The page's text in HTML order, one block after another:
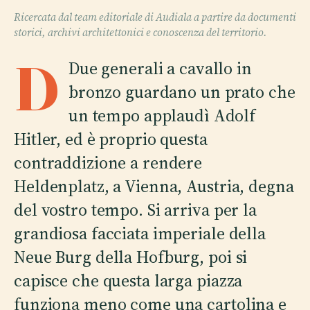
Ricercata dal team editoriale di Audiala a partire da documenti
storici, archivi architettonici e conoscenza del territorio.
D Due generali a cavallo in
bronzo guardano un prato che
un tempo applaudì Adolf
Hitler, ed è proprio questa
contraddizione a rendere
Heldenplatz, a Vienna, Austria, degna
del vostro tempo. Si arriva per la
grandiosa facciata imperiale della
Neue Burg della Hofburg, poi si
capisce che questa larga piazza
funziona meno come una cartolina e